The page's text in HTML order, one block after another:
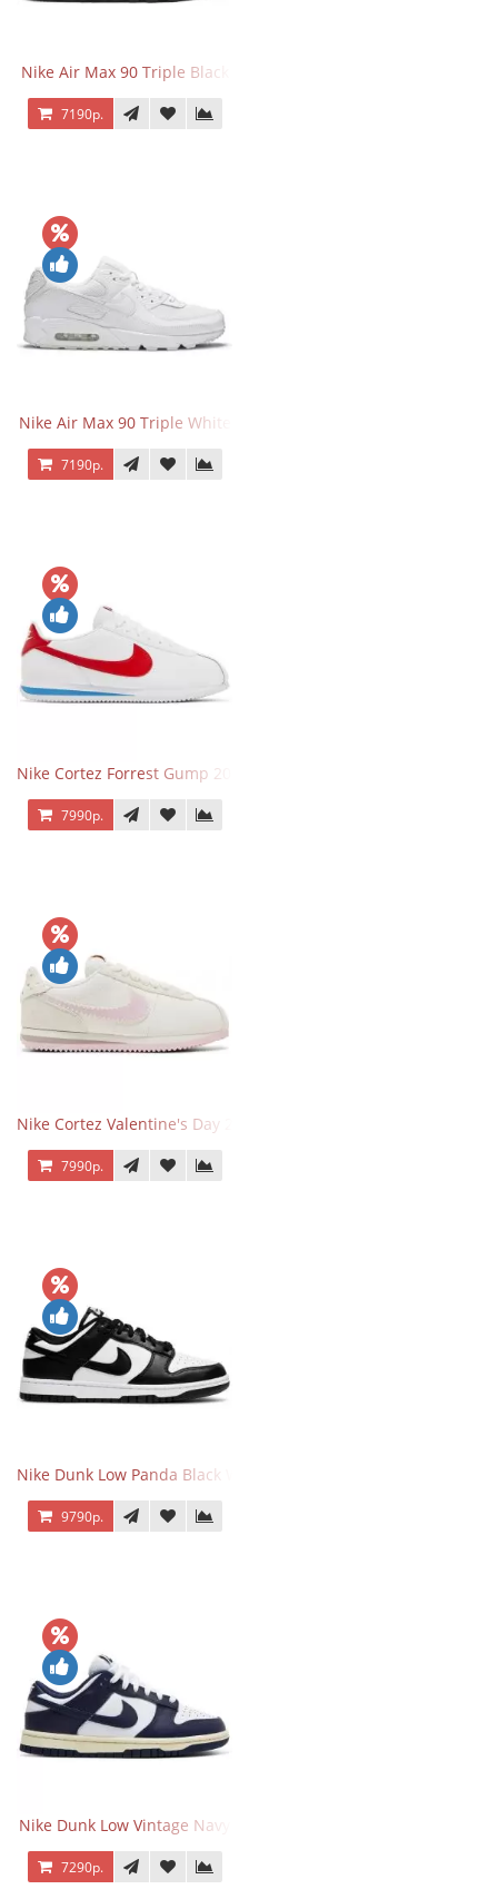
Nike Air Max 90 Triple Black
7190р.
Nike Air Max 90 Triple White
7190р.
Nike Cortez Forrest Gump 2024
7990р.
Nike Cortez Valentine's Day 2025
7990р.
Nike Dunk Low Panda Black White
9790р.
Nike Dunk Low Vintage Navy
7290р.